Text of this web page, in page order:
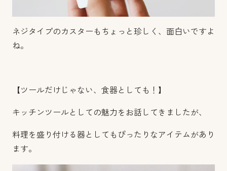
ネジタイプのカスターもちょっと珍しく、面白いですよ
ね。
【ツールだけじゃない、食器としても！】
キッチンツールとしての魅力をお話してきましたが、
料理を盛り付ける器としてもぴったりなアイテムがあり
ます。